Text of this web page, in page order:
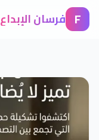
F فرسان الإبداع